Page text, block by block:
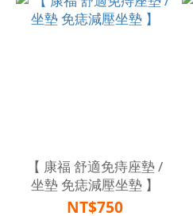
【 康福 舒適免痔座墊 /
坐墊 免痣減壓坐墊 】
NT$750